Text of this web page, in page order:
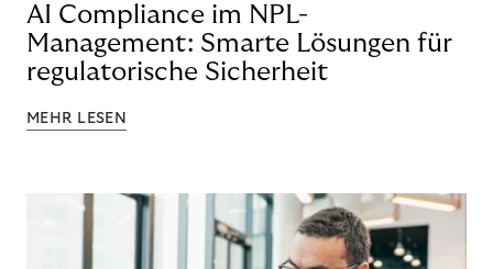
AI Compliance im NPL-
Management: Smarte Lösungen für
regulatorische Sicherheit
MEHR LESEN